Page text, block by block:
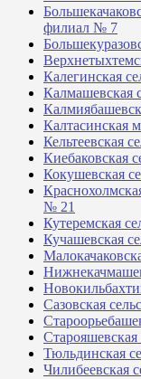
филиал № 7
Калегинская
Калмашевская
Калтасинская
Кельтеевская
Киебаковская
Кокушевская
№ 21
Кутеремская
Кучашевская
Сазовская
Тюльдинская
Чилибеевская